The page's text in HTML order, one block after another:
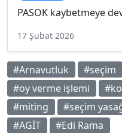
PASOK kaybetmeye
17 Şubat 2026
#Arnavutluk #seçim
#oy verme işlemi
#miting
#seçim
#AGİT
#Edi Rama